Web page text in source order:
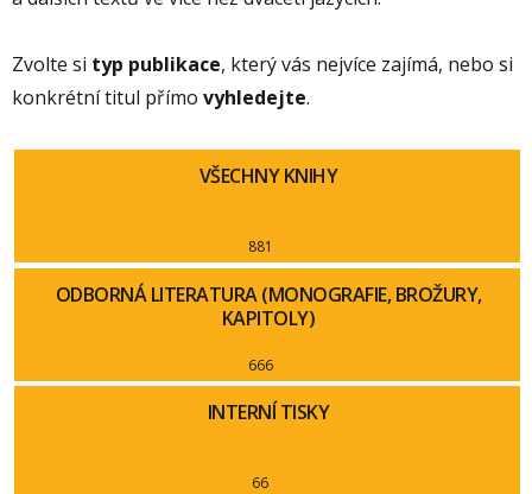
Zvolte si typ publikace, který vás nejvíce zajímá, nebo si
konkrétní titul přímo vyhledejte.
VŠECHNY KNIHY
881
ODBORNÁ LITERATURA (MONOGRAFIE, BROŽURY,
KAPITOLY)
666
INTERNÍ TISKY
66